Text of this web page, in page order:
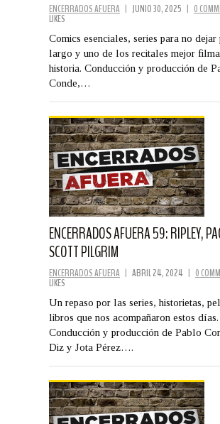
ENCERRADOS AFUERA | JUNIO 30, 2025 | 0
LIKES
Comics esenciales, series para no dejar
largo y uno de los recitales mejor
historia. Conducción y producción de
Conde,…
ENCERRADOS AFUERA 59: RIPLEY,
SCOTT PILGRIM
ENCERRADOS AFUERA | ABRIL 24, 2024 | 0
LIKES
Un repaso por las series, historietas,
libros que nos acompañaron estos días.
Conducción y producción de Pablo
Diz y Jota Pérez….